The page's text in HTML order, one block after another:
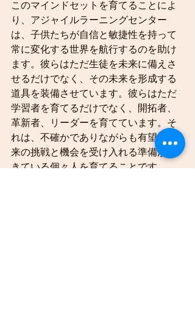
このマインドセットを育てることによ
り、アジャイルラーニングセンター
は、子供たちが自信と敏捷性を持って
常に変化する世界を航行するのを助け
ます。彼らはただ生徒を未来に備えさ
せるだけでなく、その未来を形成する
道具を装備させています。彼らはただ
学習者を育てるだけでなく、開拓者、
革新者、リーダーを育てています。そ
れは、不確かでありながらも有望な未
来の挑戦と機会を受け入れる準備がで
きている個々人を育てることです。